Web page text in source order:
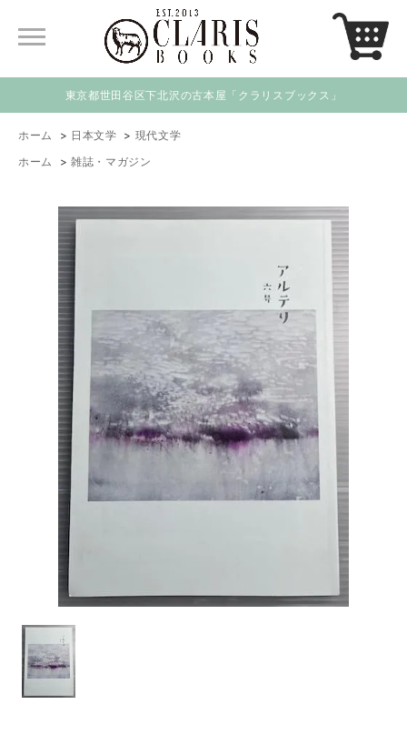
東京都世田谷区下北沢の古本屋「クラリスブックス」
ホーム > 日本文学 > 現代文学
ホーム
> 雑誌・マガジン